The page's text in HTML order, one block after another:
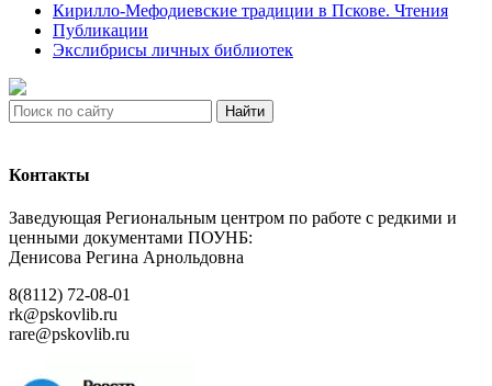
Кирилло-Мефодиевские традиции в Пскове. Чтения
Публикации
Экслибрисы личных библиотек
Найти
Контакты
Заведующая Региональным центром по работе с редкими и
ценными документами ПОУНБ:
Денисова Регина Арнольдовна
8(8112) 72-08-01
rk@pskovlib.ru
rare@pskovlib.ru